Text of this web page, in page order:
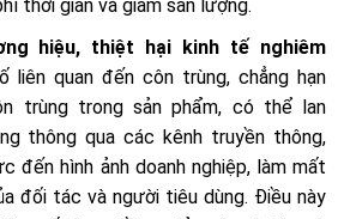
thời gian và giảm sản lượng.
hiệu, thiệt hại kinh tế nghiêm
liên quan đến côn trùng, chẳng hạn
trùng trong sản phẩm, có thể lan
thông qua các kênh truyền thông,
đến hình ảnh doanh nghiệp, làm mất
đối tác và người tiêu dùng. Điều này